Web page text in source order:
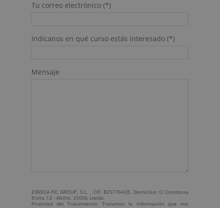
Tu correo electrónico (*)
Indícanos en qué curso estás interesado (*)
Mensaje
ESNECA FIC GROUP, S.L. , CIF: B25776428, Domicilio: C/ Comtessa
Elvira 13 - Altillo, 25006 Lleida.
Finalidad del Tratamiento: Tratamos la información que nos